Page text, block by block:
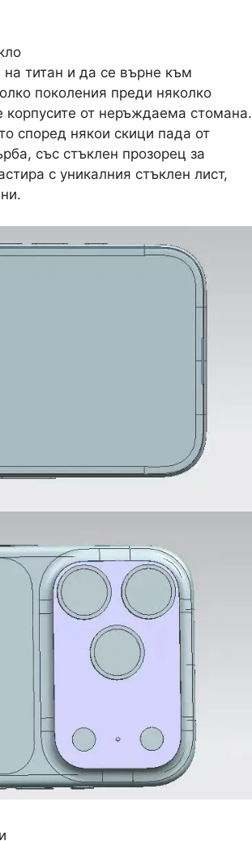
титан и да се върне към
поколения преди няколко
от неръждаема стомана.
според някои скици пада от
със стъклен прозорец за
с уникалния стъклен лист,